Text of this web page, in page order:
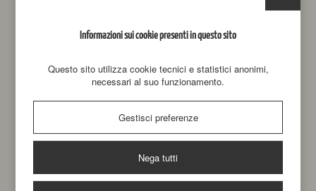
Iniziativa finanziata dal Complemento Regionale per
Informazioni sui cookie presenti in questo sito
Questo sito utilizza cookie tecnici e statistici anonimi,
necessari al suo funzionamento.
Gestisci preferenze
Nega tutti